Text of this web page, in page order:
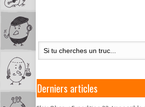
Derniers articles